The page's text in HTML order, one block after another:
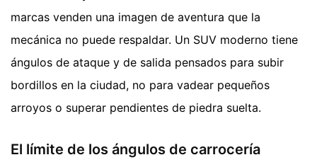
marcas venden una imagen de aventura que la
mecánica no puede respaldar. Un SUV moderno tiene
ángulos de ataque y de salida pensados para subir
bordillos en la ciudad, no para vadear pequeños
arroyos o superar pendientes de piedra suelta.
El límite de los ángulos de carrocería